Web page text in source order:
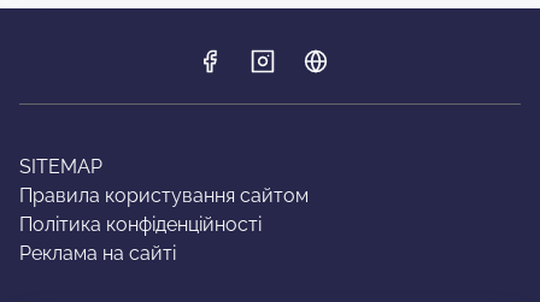
SITEMAP
Правила користування сайтом
Політика конфіденційності
Реклама на сайті